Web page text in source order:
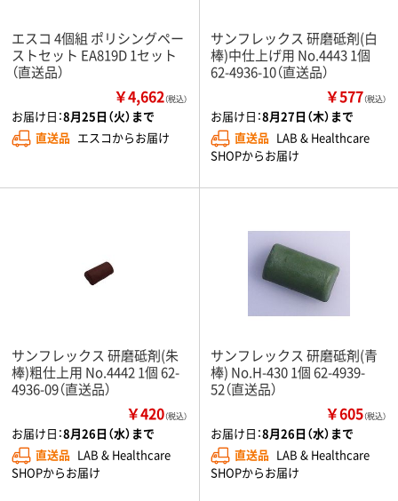
エスコ 4個組 ポリシングペー
ストセット EA819D 1セット
（直送品）
￥4,662（税込）
お届け日：8月25日（火）まで
直送品 エスコからお届け
サンフレックス 研磨砥剤(白
棒)中仕上げ用 No.4443 1個
62-4936-10（直送品）
￥577（税込）
お届け日：8月27日（木）まで
直送品 LAB & Healthcare
SHOPからお届け
サンフレックス 研磨砥剤(朱
棒)粗仕上用 No.4442 1個 62-
4936-09（直送品）
￥420（税込）
お届け日：8月26日（水）まで
直送品 LAB & Healthcare
SHOPからお届け
サンフレックス 研磨砥剤(青
棒) No.H-430 1個 62-4939-
52（直送品）
￥605（税込）
お届け日：8月26日（水）まで
直送品 LAB & Healthcare
SHOPからお届け